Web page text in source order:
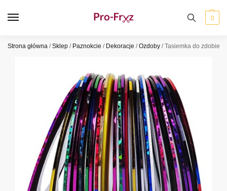
0
Strona główna /Sklep / Paznokcie / Dekoracje /Ozdoby /Tasiemka do zdobień